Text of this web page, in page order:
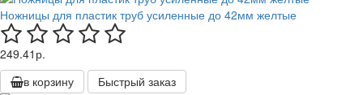
Ножницы для пластик труб усиленные до 42мм желтые
249.41р.
в корзину
Быстрый заказ